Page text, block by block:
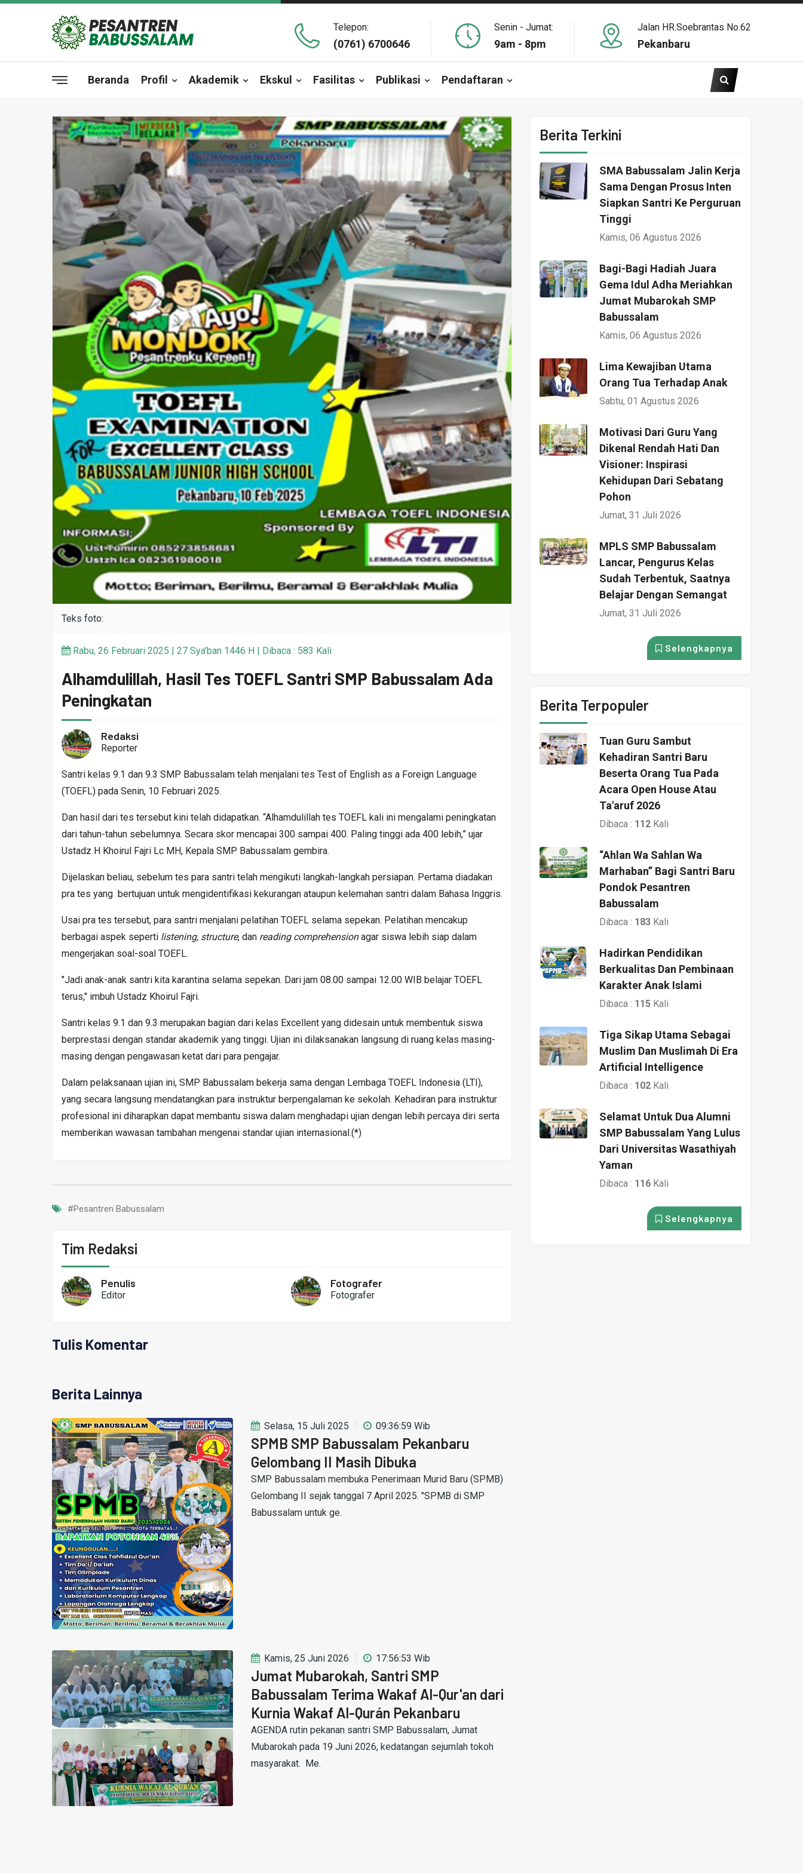
Telepon:
(0761) 6700646
Senin - Jumat:
9am - 8pm
Jalan HR.Soebrantas No.62
Pekanbaru
Beranda Profil Akademik Ekskul Fasilitas Publikasi Pendaftaran
Teks foto:
Rabu, 26 Februari 2025 | 27 Sya’ban 1446 H | Dibaca : 583 Kali
Alhamdulillah, Hasil Tes TOEFL Santri SMP Babussalam Ada
Peningkatan
Redaksi
Reporter
Santri kelas 9.1 dan 9.3 SMP Babussalam telah menjalani tes Test of English as a Foreign Language
(TOEFL) pada Senin, 10 Februari 2025.
Dan hasil dari tes tersebut kini telah didapatkan. “Alhamdulillah tes TOEFL kali ini mengalami peningkatan
dari tahun-tahun sebelumnya. Secara skor mencapai 300 sampai 400. Paling tinggi ada 400 lebih,” ujar
Ustadz H Khoirul Fajri Lc MH, Kepala SMP Babussalam gembira.
Dijelaskan beliau, sebelum tes para santri telah mengikuti langkah-langkah persiapan. Pertama diadakan
pra tes yang bertujuan untuk mengidentifikasi kekurangan ataupun kelemahan santri dalam Bahasa Inggris.
Usai pra tes tersebut, para santri menjalani pelatihan TOEFL selama sepekan. Pelatihan mencakup
berbagai aspek seperti listening, structure, dan reading comprehensionagar siswa lebih siap dalam
mengerjakan soal-soal TOEFL.
"Jadi anak-anak santri kita karantina selama sepekan. Dari jam 08.00 sampai 12.00 WIB belajar TOEFL
terus," imbuh Ustadz Khoirul Fajri.
Santri kelas 9.1 dan 9.3 merupakan bagian dari kelas Excellent yang didesain untuk membentuk siswa
berprestasi dengan standar akademik yang tinggi. Ujian ini dilaksanakan langsung di ruang kelas masing-
masing dengan pengawasan ketat dari para pengajar.
Dalam pelaksanaan ujian ini, SMP Babussalam bekerja sama dengan Lembaga TOEFL Indonesia (LTI),
yang secara langsung mendatangkan para instruktur berpengalaman ke sekolah. Kehadiran para instruktur
profesional ini diharapkan dapat membantu siswa dalam menghadapi ujian dengan lebih percaya diri serta
memberikan wawasan tambahan mengenai standar ujian internasional.(*)
#Pesantren Babussalam
Tim Redaksi
Penulis
Editor
Fotografer
Fotografer
Tulis Komentar
Berita Lainnya
Selasa, 15 Juli 2025 09:36:59 Wib
SPMB SMP Babussalam Pekanbaru
Gelombang II Masih Dibuka
SMP Babussalam membuka Penerimaan Murid Baru (SPMB)
Gelombang II sejak tanggal 7 April 2025. "SPMB di SMP
Babussalam untuk ge.
Kamis, 25 Juni 2026 17:56:53 Wib
Jumat Mubarokah, Santri SMP
Babussalam Terima Wakaf Al-Qur'an dari
Kurnia Wakaf Al-Qurán Pekanbaru
AGENDA rutin pekanan santri SMP Babussalam, Jumat
Mubarokah pada 19 Juni 2026, kedatangan sejumlah tokoh
masyarakat. Me.
Berita Terkini
SMA Babussalam Jalin Kerja
Sama Dengan Prosus Inten
Siapkan Santri Ke Perguruan
Tinggi
Kamis, 06 Agustus 2026
Bagi-Bagi Hadiah Juara
Gema Idul Adha Meriahkan
Jumat Mubarokah SMP
Babussalam
Kamis, 06 Agustus 2026
Lima Kewajiban Utama
Orang Tua Terhadap Anak
Sabtu, 01 Agustus 2026
Motivasi Dari Guru Yang
Dikenal Rendah Hati Dan
Visioner: Inspirasi
Kehidupan Dari Sebatang
Pohon
Jumat, 31 Juli 2026
MPLS SMP Babussalam
Lancar, Pengurus Kelas
Sudah Terbentuk, Saatnya
Belajar Dengan Semangat
Jumat, 31 Juli 2026
Selengkapnya
Berita Terpopuler
Tuan Guru Sambut
Kehadiran Santri Baru
Beserta Orang Tua Pada
Acara Open House Atau
Ta'aruf 2026
Dibaca : 112 Kali
“Ahlan Wa Sahlan Wa
Marhaban” Bagi Santri Baru
Pondok Pesantren
Babussalam
Dibaca : 183 Kali
Hadirkan Pendidikan
Berkualitas Dan Pembinaan
Karakter Anak Islami
Dibaca : 115 Kali
Tiga Sikap Utama Sebagai
Muslim Dan Muslimah Di Era
Artificial Intelligence
Dibaca : 102 Kali
Selamat Untuk Dua Alumni
SMP Babussalam Yang Lulus
Dari Universitas Wasathiyah
Yaman
Dibaca : 116 Kali
Selengkapnya